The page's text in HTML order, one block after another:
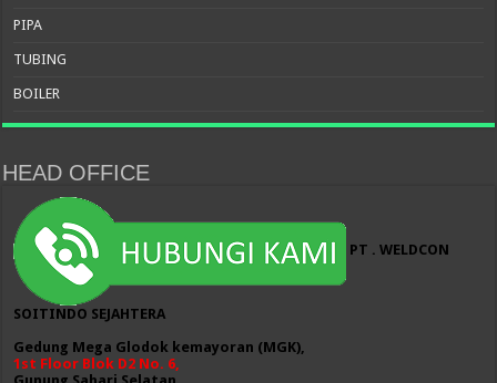
PIPA
TUBING
BOILER
HEAD OFFICE
PT . WELDCON
SOITINDO SEJAHTERA
Gedung Mega Glodok kemayoran (MGK),
1st Floor Blok D2 No. 6,